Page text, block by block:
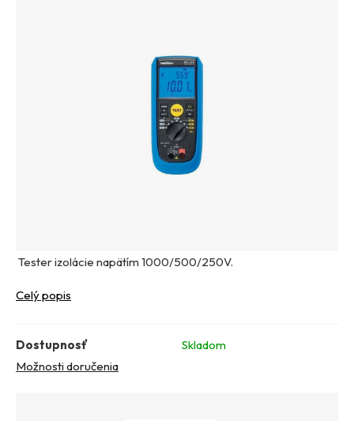
Tester izolácie napätím 1000/500/250V.
Celý popis
Dostupnosť
Skladom
Možnosti doručenia